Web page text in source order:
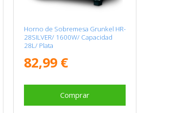
Horno de Sobremesa Grunkel HR-
28SILVER/ 1600W/ Capacidad
28L/ Plata
82,99 €
Comprar